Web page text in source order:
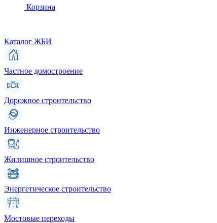
Корзина
Каталог ЖБИ
Частное домостроение
Дорожное строительство
Инженерное строительство
Жилищное строительство
Энергетическое строительство
Мостовые переходы